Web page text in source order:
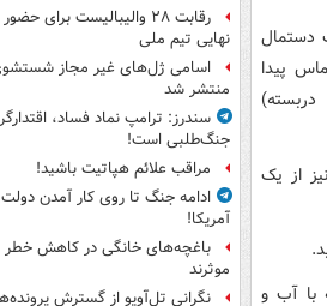
دستمال
پیدا
دربسته)
از یک
از اتمام سوخت گیری دست خود را حداقل ۴۰ ثانیه با آب و
رقابت ۲۸ والیبالیست برای
نهایی تیم ملی
اسامی ژل‌های غیر مجاز
منتشر شد
سندرز: ترامپ نماد فساد،
جنگ‌طلبی است!
مراقب علائم هپاتیت باشید!
ادامه جنگ تا روی کار آمدن
آمریکا!
باغچه‌های خانگی در کاهش خطر
موثرند
نگرانی تل‌آویو از گسترش